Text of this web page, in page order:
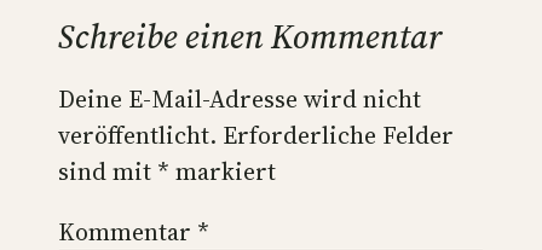
Schreibe einen Kommentar
Deine E-Mail-Adresse wird nicht
veröffentlicht. Erforderliche Felder
sind mit * markiert
Kommentar *